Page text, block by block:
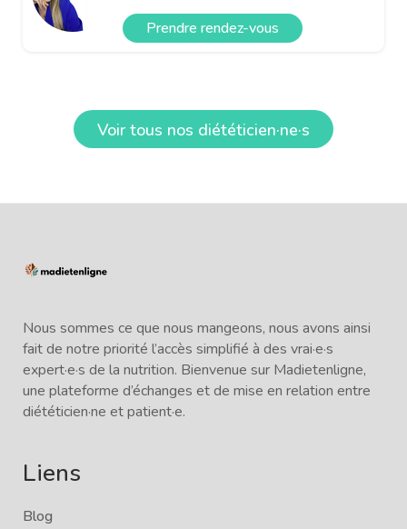
Prendre rendez-vous
Voir tous nos diététicien·ne·s
Nous sommes ce que nous mangeons, nous avons ainsi
fait de notre priorité l’accès simplifié à des vrai·e·s
expert·e·s de la nutrition. Bienvenue sur Madietenligne,
une plateforme d’échanges et de mise en relation entre
diététicien·ne et patient·e.
Liens
Blog